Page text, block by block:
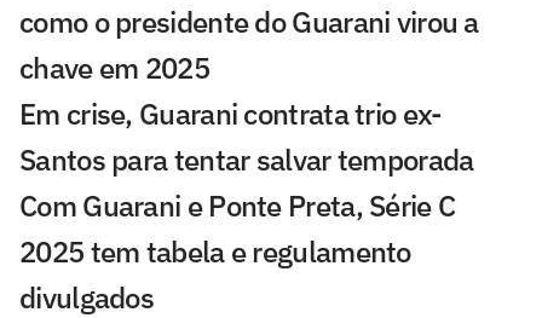
como o presidente do Guarani virou a
chave em 2025
Em crise, Guarani contrata trio ex-
Santos para tentar salvar temporada
Com Guarani e Ponte Preta, Série C
2025 tem tabela e regulamento
divulgados